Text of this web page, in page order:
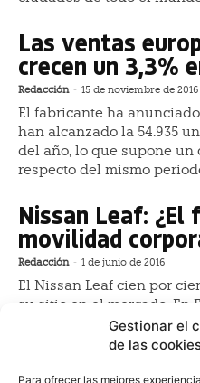
Gestionar el
de las
Para ofrecer las mejores
Las ventas
crecen un 3,3%
Redacción - 15 de noviembre de 2016
El fabricante ha
han alcanzado la 54.935
del año, lo que supone un
respecto del mismo
Nissan Leaf:
movilidad
Redacción - 1 de junio de 2016
El Nissan Leaf cien por
su sitio en el mercado. En
ya el eléctrico más
vendieron en nuestro país